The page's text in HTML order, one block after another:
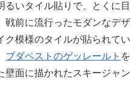
いタイル貼りで、とくに目
戦前に流行ったモダンなデザ
ク模様のタイルが貼られてい
ブダペストのゲッレールト を
壁面に描かれたスキージャン